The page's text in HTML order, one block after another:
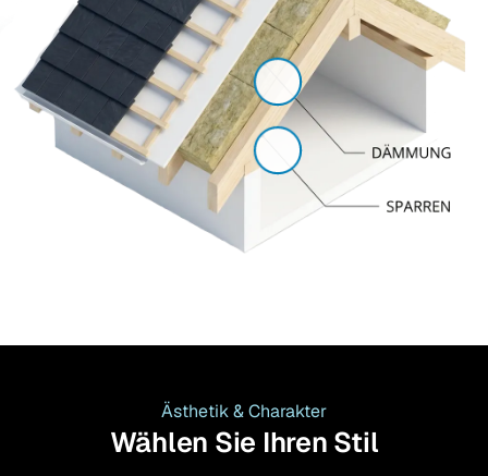
Ästhetik & Charakter
Wählen Sie Ihren Stil